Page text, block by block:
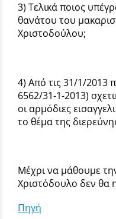
3) Τελικά ποιος
θανάτου του
Χριστοδούλου;
4) Από τις 31/1/2013
6562/31-1-2013)
οι αρμόδιες
το θέμα της
Μέχρι να μάθουμε
Χριστόδουλο δεν θα
Πηγή